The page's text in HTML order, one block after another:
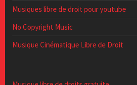
Musiques libre de droit pour youtube
No Copyright Music
Musique Cinématique Libre de Droit